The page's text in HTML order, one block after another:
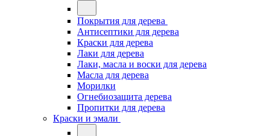
Покрытия для дерева
Антисептики для дерева
Краски для дерева
Лаки для дерева
Лаки, масла и воски для дерева
Масла для дерева
Морилки
Огнебиозащита дерева
Пропитки для дерева
Краски и эмали